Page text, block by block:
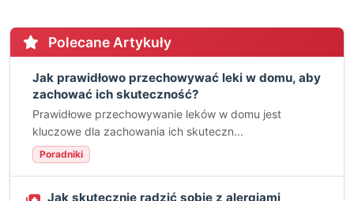
Polecane Artykuły
Jak prawidłowo przechowywać leki w domu, aby
zachować ich skuteczność?
Prawidłowe przechowywanie leków w domu jest
kluczowe dla zachowania ich skuteczn...
Poradniki
Jak skutecznie radzić sobie z alergiami